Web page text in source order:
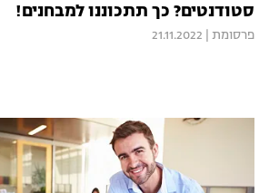
סטודנטים? כך תתכוננו למבחנים!
פרסומת 21.11.2022